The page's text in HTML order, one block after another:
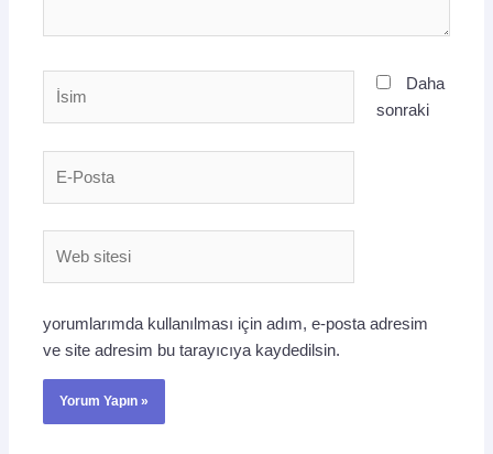
Daha
sonraki
yorumlarımda kullanılması için adım, e-posta adresim
ve site adresim bu tarayıcıya kaydedilsin.